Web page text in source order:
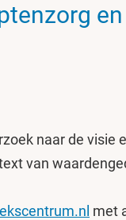
en
naar de visie
van
met